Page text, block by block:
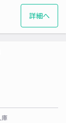
詳細へ
庫